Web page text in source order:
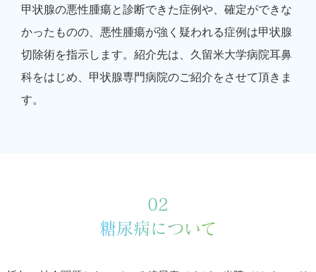
甲状腺の悪性腫瘍と診断できた症例や、確定ができな
かったものの、悪性腫瘍が強く疑われる症例は甲状腺
切除術を指示します。紹介先は、久留米大学病院耳鼻
科をはじめ、甲状腺専門病院のご紹介をさせて頂きま
す。
02
糖尿病について